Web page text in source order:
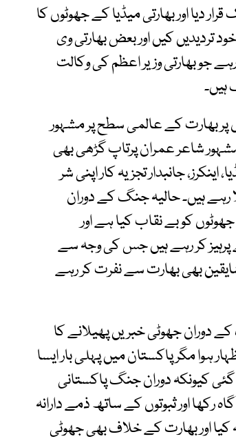
دیا اور بھارتی میڈیا کے جھوٹوں کا
تردیدیں کیں اور بعض بھارتی وی
جو بھارتی وزیر اعظم کی وکالت
ہیں۔
پر بھارت کے عالمی سطح پر مشہور
شاعر عمران پرتاپ گڑھی بھی
جانبدار تجزیہ کار اپنی شر
رہے ہیں۔ حالیہ جنگ کے دوران
کو بے نقاب کیا ہے اور
پرہیز کر رہے ہیں جس کی وجہ سے
شایقین بھی بھارت سے نفرت کر رہے
دوران جھوٹی خبریں پھیلانے کا
ہوا مگر پاکستان میں پہلی بار ایسا
کیونکہ دوران جنگ پاکستانی
رکھا اور ثبوتوں کے ساتھ ذمے دارانہ
کیا اور بھارت کے خلاف بھی جھوٹی